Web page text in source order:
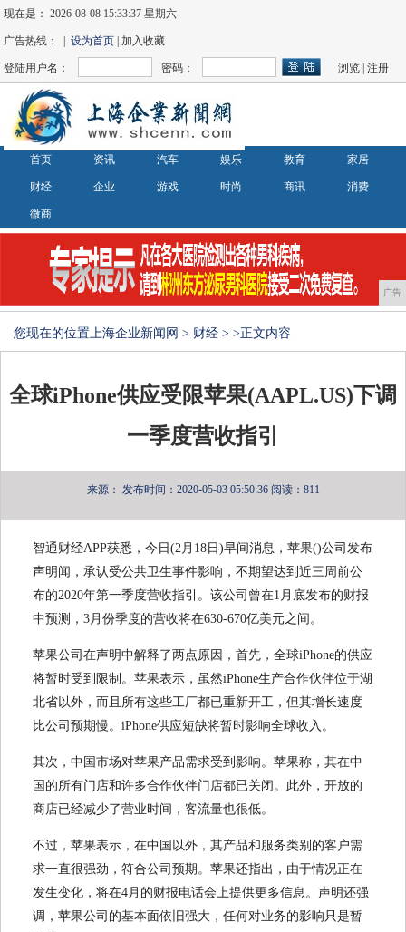
现在是：2026-08-08 15:33:38 星期六
广告热线： |设为首页 | 加入收藏
登陆用户名： 密码： 浏览 |注册
首页 资讯 汽车 娱乐 教育 家居
财经 企业 游戏 时尚 商讯 消费
微商
广告
您现在的位置上海企业新闻网 > 财经 > >正文内容
全球iPhone供应受限苹果(AAPL.US)下调
一季度营收指引
来源： 发布时间：2020-05-03 05:50:36 阅读：811
智通财经APP获悉，今日(2月18日)早间消息，苹果()公司发布
声明闻，承认受公共卫生事件影响，不期望达到近三周前公
布的2020年第一季度营收指引。该公司曾在1月底发布的财报
中预测，3月份季度的营收将在630-670亿美元之间。
苹果公司在声明中解释了两点原因，首先，全球iPhone的供应
将暂时受到限制。苹果表示，虽然iPhone生产合作伙伴位于湖
北省以外，而且所有这些工厂都已重新开工，但其增长速度
比公司预期慢。iPhone供应短缺将暂时影响全球收入。
其次，中国市场对苹果产品需求受到影响。苹果称，其在中
国的所有门店和许多合作伙伴门店都已关闭。此外，开放的
商店已经减少了营业时间，客流量也很低。
不过，苹果表示，在中国以外，其产品和服务类别的客户需
求一直很强劲，符合公司预期。苹果还指出，由于情况正在
发生变化，将在4月的财报电话会上提供更多信息。声明还强
调，苹果公司的基本面依旧强大，任何对业务的影响只是暂